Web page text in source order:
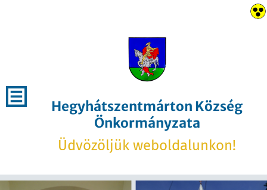
Hegyhátszentmárton Község
Önkormányzata
Üdvözöljük weboldalunkon!